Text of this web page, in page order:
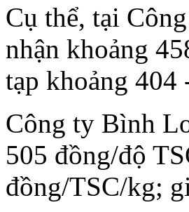
Cụ thể, tại
nhận khoảng
tạp khoảng
Công ty Bình
505 đồng/độ
đồng/TSC/kg;